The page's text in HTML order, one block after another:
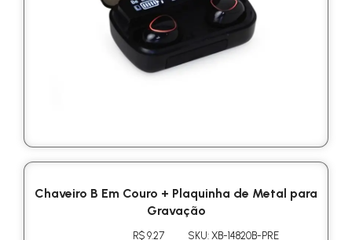
Chaveiro B Em Couro + Plaquinha de Metal para
Gravação
R$ 9.27 SKU: XB-14820B-PRE